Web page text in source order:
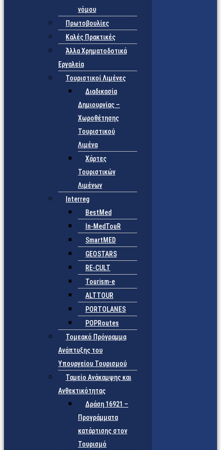
νόμου
Πρωτοβουλίες
Καλές Πρακτικές
Άλλα Χρηματοδοτικά
Εργαλεία
Τουριστικοί Λιμένες
Διαδικασία
Δημιουργίας –
Χωροθέτησης
Τουριστικού
Λιμένα
Χάρτες
Τουριστικών
Λιμένων
Interreg
BestMed
In-MedTouR
SmartMED
GEOSTARS
RE-CULT
Tourism-e
ALTTOUR
PORTOLANES
POPRoutes
Τομεακό Πρόγραμμα
Ανάπτυξης του
Υπουργείου Τουρισμού
Ταμείο Ανάκαμψης και
Ανθεκτικότητας
Δράση 16921 –
Προγράμματα
κατάρτισης στον
Τουρισμό